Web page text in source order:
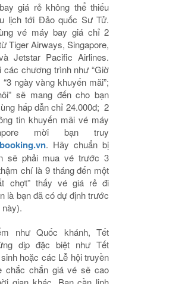
giá rẻ không thể thiếu
lịch tới Đảo quốc Sư Tử.
vé máy bay giá chỉ 2
Tiger Airways, Singapore,
Jetstar Pacific Airlines.
các chương trình như “Giờ
ngày vàng khuyến mãi”;
sẽ mang đến cho bạn
hấp dẫn chỉ 24.000đ; 2
tin khuyến mãi vé máy
mời bạn truy
. Hãy chuẩn bị
sẽ phải mua vé trước 3
chí là 9 tháng đến một
chợt” thấy vé giá rẻ đi
là bạn đã có dự định trước
như Quốc khánh, Tết
dịp đặc biệt như Tết
hoặc các Lễ hội truyền
chắc chắn giá vé sẽ cao